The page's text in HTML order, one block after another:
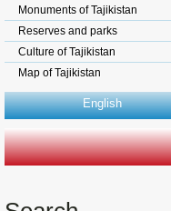
Monuments of Tajikistan
Reserves and parks
Culture of Tajikistan
Map of Tajikistan
English